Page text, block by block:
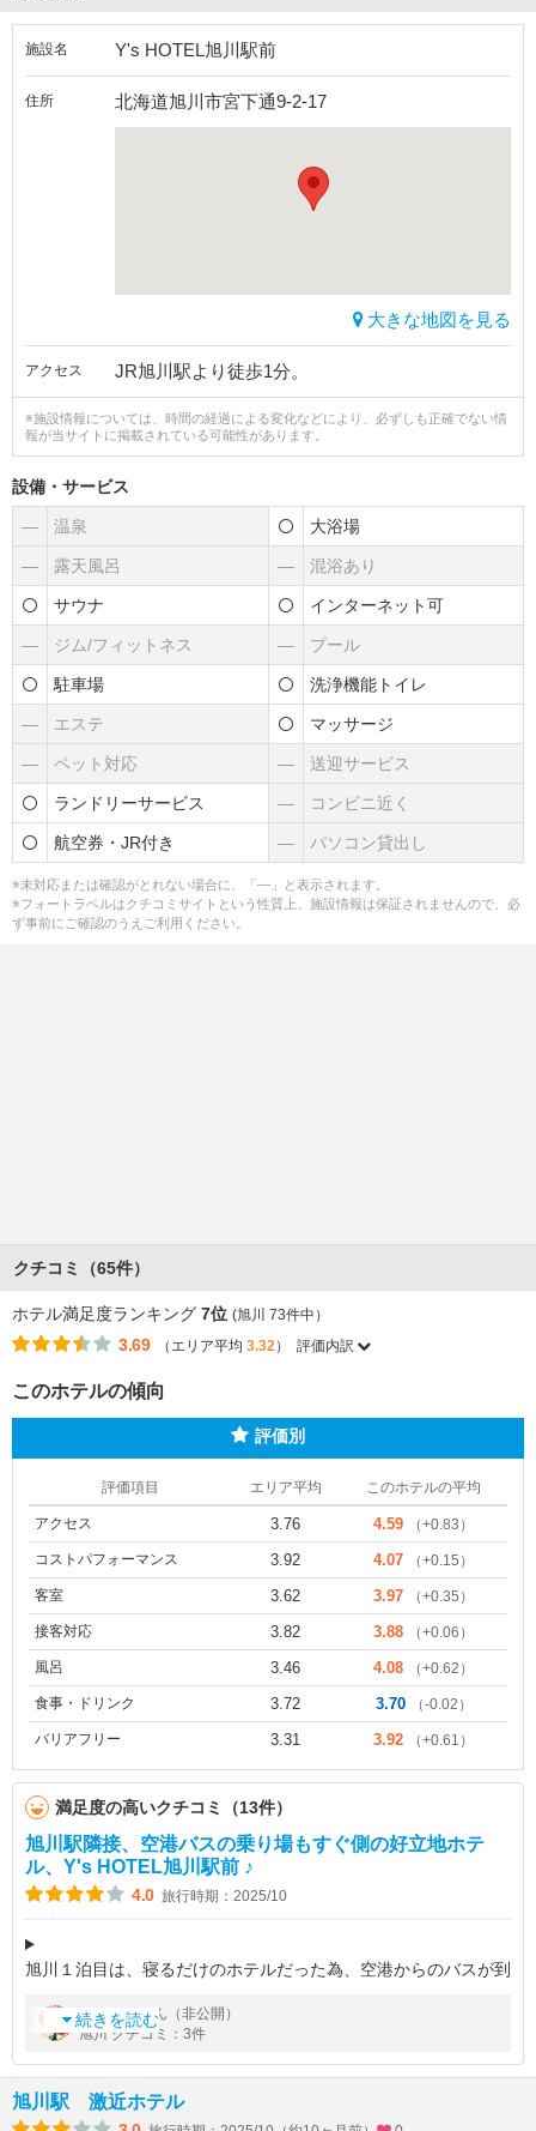
施設名 Y's HOTEL旭川駅前
住所 北海道旭川市宮下通9-2-17
大きな地図を見る
アクセス JR旭川駅より徒歩1分。
※施設情報については、時間の経過による変化などにより、必ずしも正確でない情
報が当サイトに掲載されている可能性があります。
設備・サービス
― 温泉 大浴場
― 露天風呂 ― 混浴あり
サウナ インターネット可
― ジム/フィットネス ― プール
駐車場 洗浄機能トイレ
― エステ マッサージ
― ペット対応 ― 送迎サービス
ランドリーサービス ― コンビニ近く
航空券・JR付き ― パソコン貸出し
※未対応または確認がとれない場合に、「―」と表示されます。
※フォートラベルはクチコミサイトという性質上、施設情報は保証されませんので、必
ず事前にご確認のうえご利用ください。
クチコミ（65件）
ホテル満足度ランキング 7位 (旭川 73件中）
3.69 （エリア平均 3.32） 評価内訳
このホテルの傾向
評価別
評価項目 エリア平均 このホテルの平均
アクセス 3.76 4.59 （+0.83）
コストパフォーマンス 3.92 4.07 （+0.15）
客室 3.62 3.97 （+0.35）
接客対応 3.82 3.88 （+0.06）
風呂 3.46 4.08 （+0.62）
食事・ドリンク 3.72 3.70 （-0.02）
バリアフリー 3.31 3.92 （+0.61）
満足度の高いクチコミ（13件）
旭川駅隣接、空港バスの乗り場もすぐ側の好立地ホテ
ル、Y's HOTEL旭川駅前 ♪
4.0 旅行時期：2025/10
旭川１泊目は、寝るだけのホテルだった為、空港からのバスが到
Y's HOTELさんは、旭川駅のすぐ隣、空港バスの乗り場も、降り
場もほぼ前といって
続きを読む
byazura さん（非公開）
旭川 クチコミ：3件
旭川駅 激近ホテル